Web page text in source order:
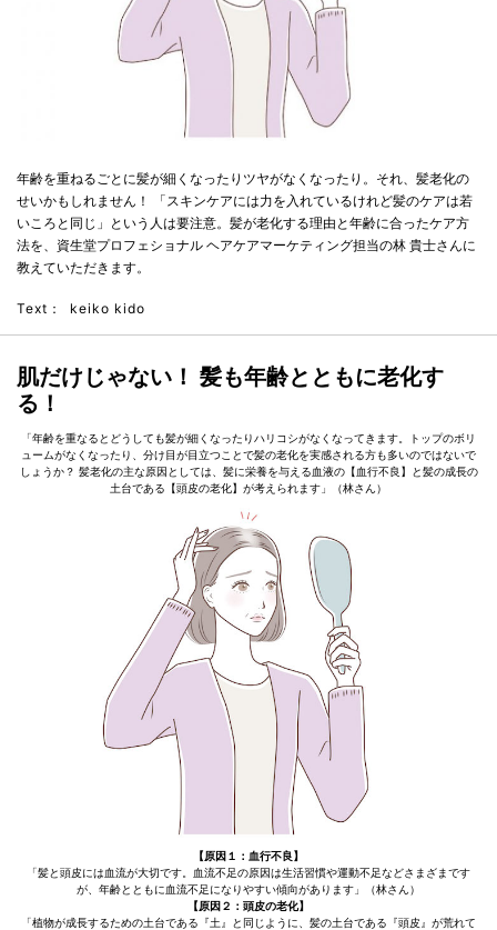
年齢を重ねるごとに髪が細くなったりツヤがなくなったり。それ、髪老化の
せいかもしれません！ 「スキンケアには力を入れているけれど髪のケアは若
いころと同じ」という人は要注意。髪が老化する理由と年齢に合ったケア方
法を、資生堂プロフェショナル ヘアケアマーケティング担当の林 貴士さんに
教えていただきます。
Text： keiko kido
肌だけじゃない！ 髪も年齢とともに老化す
る！
「年齢を重なるとどうしても髪が細くなったりハリコシがなくなってきます。トップのボリ
ュームがなくなったり、分け目が目立つことで髪の老化を実感される方も多いのではないで
しょうか？ 髪老化の主な原因としては、髪に栄養を与える血液の【血行不良】と髪の成長の
土台である【頭皮の老化】が考えられます」（林さん）
【原因１：血行不良】
「髪と頭皮には血流が大切です。血流不足の原因は生活習慣や運動不足などさまざまです
が、年齢とともに血流不足になりやすい傾向があります」（林さん）
【原因２：頭皮の老化】
「植物が成長するための土台である『土』と同じように、髪の土台である『頭皮』が荒れて